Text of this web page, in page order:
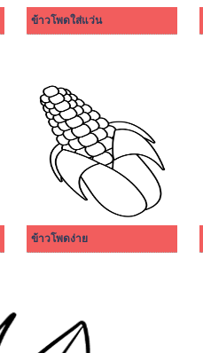
ข้าวโพดใส่แว่น
ข้าวโพดง่าย